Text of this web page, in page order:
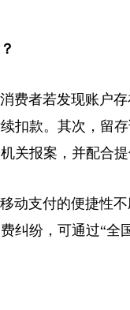
者若发现账户存
扣款。其次，留
关报案，并配合提
支付的便捷性不
纠纷，可通过“全